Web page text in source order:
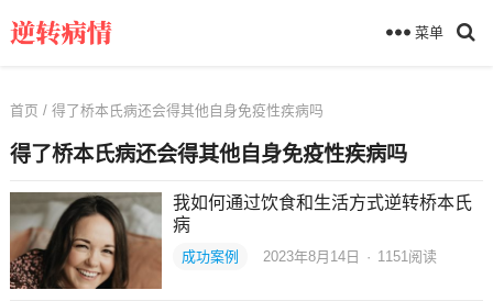
菜单
首页 / 得了桥本氏病还会得其他自身免疫性疾病吗
得了桥本氏病还会得其他自身免疫性疾病吗
我如何通过饮食和生活方式逆转桥本氏
病
成功案例 2023年8月14日 · 1151 阅读